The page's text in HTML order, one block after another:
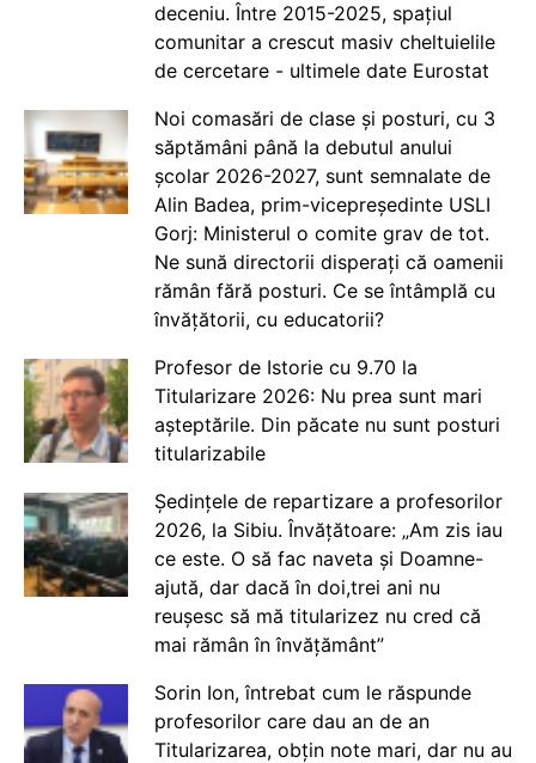
deceniu. Între 2015-2025, spațiul
comunitar a crescut masiv cheltuielile
de cercetare - ultimele date Eurostat
Noi comasări de clase și posturi, cu 3
săptămâni până la debutul anului
școlar 2026-2027, sunt semnalate de
Alin Badea, prim-vicepreședinte USLI
Gorj: Ministerul o comite grav de tot.
Ne sună directorii disperați că oamenii
rămân fără posturi. Ce se întâmplă cu
învățătorii, cu educatorii?
Profesor de Istorie cu 9.70 la
Titularizare 2026: Nu prea sunt mari
așteptările. Din păcate nu sunt posturi
titularizabile
Ședințele de repartizare a profesorilor
2026, la Sibiu. Învățătoare: „Am zis iau
ce este. O să fac naveta și Doamne-
ajută, dar dacă în doi,trei ani nu
reușesc să mă titularizez nu cred că
mai rămân în învățământ”
Sorin Ion, întrebat cum le răspunde
profesorilor care dau an de an
Titularizarea, obțin note mari, dar nu au